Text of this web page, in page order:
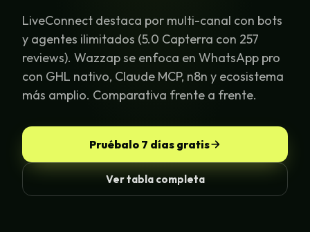
LiveConnect destaca por multi-canal con bots
y agentes ilimitados (5.0 Capterra con 257
reviews). Wazzap se enfoca en WhatsApp pro
con GHL nativo, Claude MCP, n8n y ecosistema
más amplio. Comparativa frente a frente.
Pruébalo 7 días gratis
Ver tabla completa